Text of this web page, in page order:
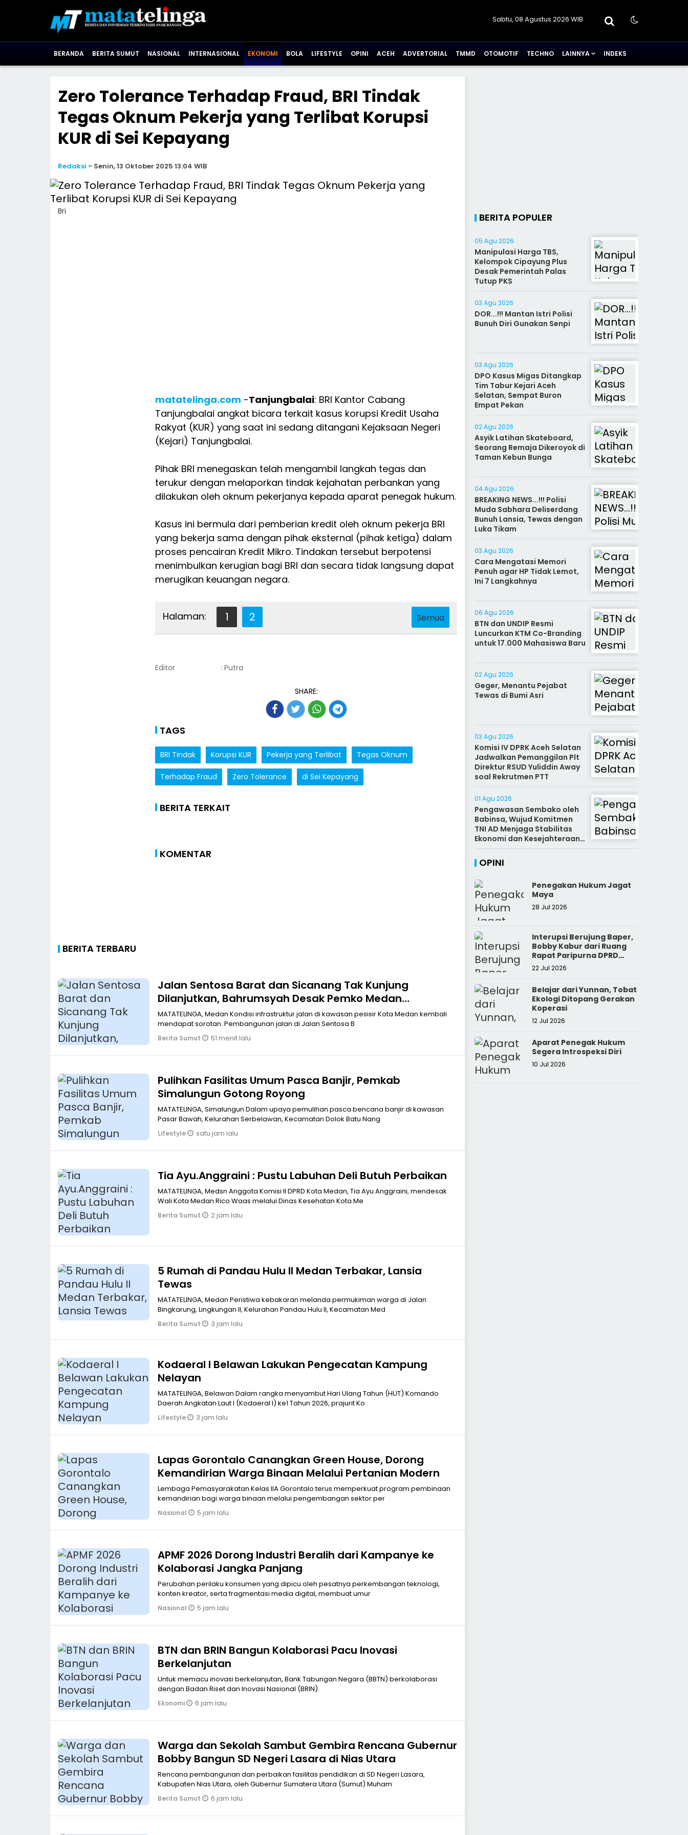
Sabtu, 08 Agustus 2026 WIB
BERANDA BERITA SUMUT NASIONAL INTERNASIONAL EKONOMI BOLA LIFESTYLE OPINI ACEH ADVERTORIAL TMMD OTOMOTIF TECHNO LAINNYA INDEKS
Zero Tolerance Terhadap Fraud, BRI Tindak
Tegas Oknum Pekerja yang Terlibat Korupsi
KUR di Sei Kepayang
Redaksi - Senin, 13 Oktober 2025 13:04 WIB
Bri
matatelinga.com -Tanjungbalai: BRI Kantor Cabang
Tanjungbalai angkat bicara terkait kasus korupsi Kredit Usaha
Rakyat (KUR) yang saat ini sedang ditangani Kejaksaan Negeri
(Kejari) Tanjungbalai.
Pihak BRI menegaskan telah mengambil langkah tegas dan
terukur dengan melaporkan tindak kejahatan perbankan yang
dilakukan oleh oknum pekerjanya kepada aparat penegak hukum.
Kasus ini bermula dari pemberian kredit oleh oknum pekerja BRI
yang bekerja sama dengan pihak eksternal (pihak ketiga) dalam
proses pencairan Kredit Mikro. Tindakan tersebut berpotensi
menimbulkan kerugian bagi BRI dan secara tidak langsung dapat
merugikan keuangan negara.
Halaman: 1 2 Semua
Editor : Putra
SHARE:
TAGS
BRI Tindak Korupsi KUR Pekerja yang Terlibat Tegas Oknum
Terhadap Fraud Zero Tolerance di Sei Kepayang
BERITA TERKAIT
KOMENTAR
BERITA TERBARU
Jalan Sentosa Barat dan Sicanang Tak Kunjung
Dilanjutkan, Bahrumsyah Desak Pemko Medan
Prioritaskan Pembangunan 2026
MATATELINGA, Medan Kondisi infrastruktur jalan di kawasan pesisir Kota Medan kembali
mendapat sorotan. Pembangunan jalan di Jalan Sentosa B
Berita Sumut 51 menit lalu
Pulihkan Fasilitas Umum Pasca Banjir, Pemkab
Simalungun Gotong Royong
MATATELINGA, Simalungun Dalam upaya pemulihan pasca bencana banjir di kawasan
Pasar Bawah, Kelurahan Serbelawan, Kecamatan Dolok Batu Nang
Lifestyle satu jam lalu
Tia Ayu.Anggraini : Pustu Labuhan Deli Butuh Perbaikan
MATATELINGA, Medsn Anggota Komisi II DPRD Kota Medan, Tia Ayu Anggraini, mendesak
Wali Kota Medan Rico Waas melalui Dinas Kesehatan Kota Me
Berita Sumut 2 jam lalu
5 Rumah di Pandau Hulu II Medan Terbakar, Lansia
Tewas
MATATELINGA, Medan Peristiwa kebakaran melanda permukiman warga di Jalan
Bingkarung, Lingkungan II, Kelurahan Pandau Hulu II, Kecamatan Med
Berita Sumut 3 jam lalu
Kodaeral I Belawan Lakukan Pengecatan Kampung
Nelayan
MATATELINGA, Belawan Dalam rangka menyambut Hari Ulang Tahun (HUT) Komando
Daerah Angkatan Laut I (Kodaeral I) ke1 Tahun 2026, prajurit Ko
Lifestyle 3 jam lalu
Lapas Gorontalo Canangkan Green House, Dorong
Kemandirian Warga Binaan Melalui Pertanian Modern
Lembaga Pemasyarakatan Kelas IIA Gorontalo terus memperkuat program pembinaan
kemandirian bagi warga binaan melalui pengembangan sektor per
Nasional 5 jam lalu
APMF 2026 Dorong Industri Beralih dari Kampanye ke
Kolaborasi Jangka Panjang
Perubahan perilaku konsumen yang dipicu oleh pesatnya perkembangan teknologi,
konten kreator, serta fragmentasi media digital, membuat umur
Nasional 5 jam lalu
BTN dan BRIN Bangun Kolaborasi Pacu Inovasi
Berkelanjutan
Untuk memacu inovasi berkelanjutan, Bank Tabungan Negara (BBTN) berkolaborasi
dengan Badan Riset dan Inovasi Nasional (BRIN).
Ekonomi 6 jam lalu
Warga dan Sekolah Sambut Gembira Rencana Gubernur
Bobby Bangun SD Negeri Lasara di Nias Utara
Rencana pembangunan dan perbaikan fasilitas pendidikan di SD Negeri Lasara,
Kabupaten Nias Utara, oleh Gubernur Sumatera Utara (Sumut) Muham
Berita Sumut 6 jam lalu
BERITA POPULER
05 Agu 2026
Manipulasi Harga TBS,
Kelompok Cipayung Plus
Desak Pemerintah Palas
Tutup PKS
03 Agu 2026
DOR...!!! Mantan Istri Polisi
Bunuh Diri Gunakan Senpi
03 Agu 2026
DPO Kasus Migas Ditangkap
Tim Tabur Kejari Aceh
Selatan, Sempat Buron
Empat Pekan
02 Agu 2026
Asyik Latihan Skateboard,
Seorang Remaja Dikeroyok di
Taman Kebun Bunga
04 Agu 2026
BREAKING NEWS...!!! Polisi
Muda Sabhara Deliserdang
Bunuh Lansia, Tewas dengan
Luka Tikam
03 Agu 2026
Cara Mengatasi Memori
Penuh agar HP Tidak Lemot,
Ini 7 Langkahnya
06 Agu 2026
BTN dan UNDIP Resmi
Luncurkan KTM Co-Branding
untuk 17.000 Mahasiswa Baru
02 Agu 2026
Geger, Menantu Pejabat
Tewas di Bumi Asri
03 Agu 2026
Komisi IV DPRK Aceh Selatan
Jadwalkan Pemanggilan Plt
Direktur RSUD Yuliddin Away
soal Rekrutmen PTT
01 Agu 2026
Pengawasan Sembako oleh
Babinsa, Wujud Komitmen
TNI AD Menjaga Stabilitas
Ekonomi dan Kesejahteraan
Rakyat
OPINI
Penegakan Hukum Jagat
Maya
28 Jul 2026
Interupsi Berujung Baper,
Bobby Kabur dari Ruang
Rapat Paripurna DPRD
Sumut
22 Jul 2026
Belajar dari Yunnan, Tobat
Ekologi Ditopang Gerakan
Koperasi
12 Jul 2026
Aparat Penegak Hukum
Segera Introspeksi Diri
10 Jul 2026